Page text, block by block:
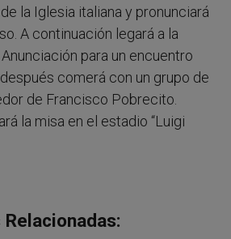
la Iglesia italiana y pronunciará
A continuación legará a la
para un encuentro
comerá con un grupo de
de Francisco Pobrecito.
la misa en el estadio “Luigi